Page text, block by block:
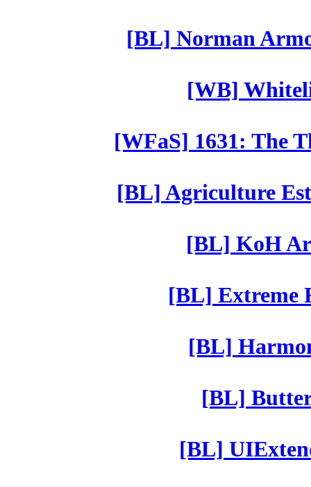
[BL] Norman
[WB]
[WFaS] 1631: The
[BL] Agriculture
[BL] KoH
[BL] Extreme
[BL]
[BL]
[BL]